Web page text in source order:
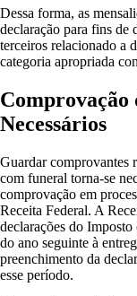
Dessa forma, as
declaração para fins de
terceiros relacionado a
categoria apropriada
Comprovação
Necessários
Guardar comprovantes
com funeral torna-se
comprovação em
Receita Federal. A
declarações do
do ano seguinte à
preenchimento da
esse período.